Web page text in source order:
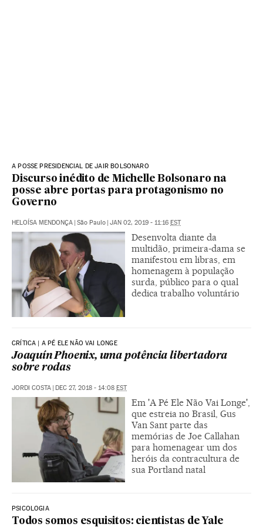
A POSSE PRESIDENCIAL DE JAIR BOLSONARO
Discurso inédito de Michelle Bolsonaro na
posse abre portas para protagonismo no
Governo
HELOÍSA MENDONÇA | São Paulo | JAN 02, 2019 - 11:16 EST
Desenvolta diante da
multidão, primeira-dama se
manifestou em libras, em
homenagem à população
surda, público para o qual
dedica trabalho voluntário
CRÍTICA | A PÉ ELE NÃO VAI LONGE
Joaquín Phoenix, uma potência libertadora
sobre rodas
JORDI COSTA | DEC 27, 2018 - 14:08 EST
Em 'A Pé Ele Não Vai Longe',
que estreia no Brasil, Gus
Van Sant parte das
memórias de Joe Callahan
para homenagear um dos
heróis da contracultura de
sua Portland natal
PSICOLOGIA
Todos somos esquisitos: cientistas de Yale